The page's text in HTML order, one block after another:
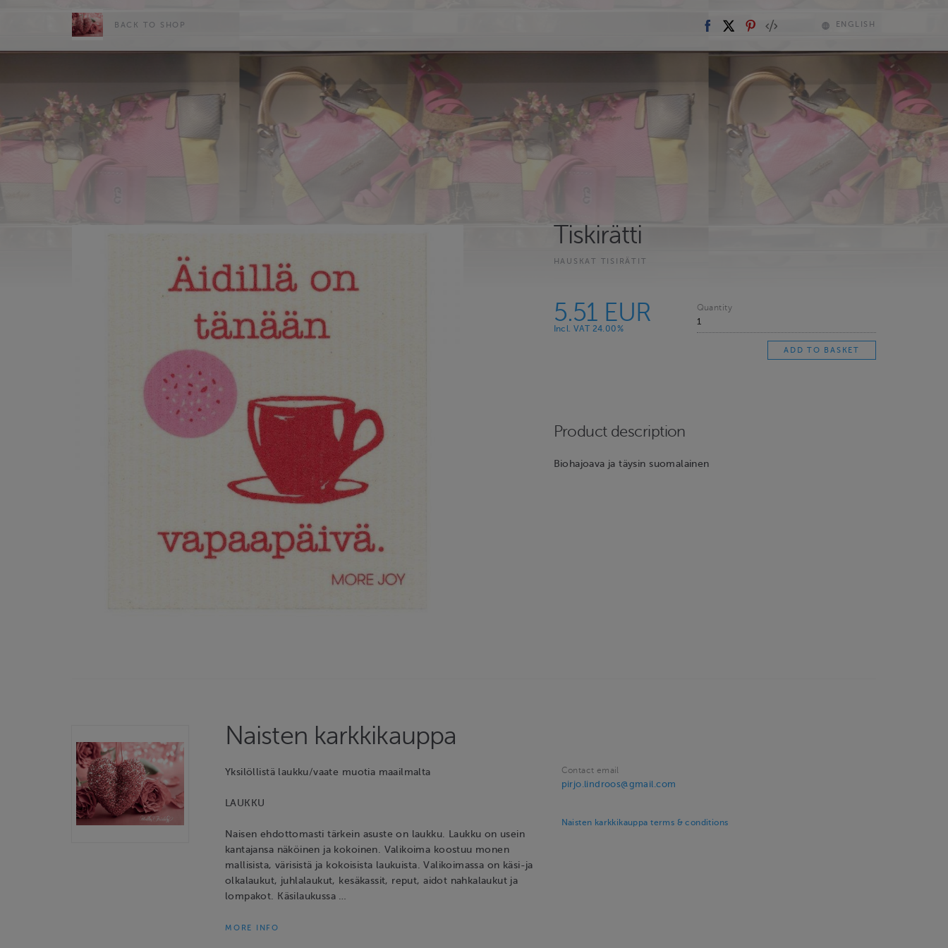
BACK TO SHOP ENGLISH
Tiskirätti
HAUSKAT TISIRÄTIT
5.51 EUR
Incl. VAT 24.00%
Quantity
Product description
Biohajoava ja täysin suomalainen
Naisten karkkikauppa
Yksilöllistä laukku/vaate muotia maailmalta
LAUKKU
Naisen ehdottomasti tärkein asuste on laukku. Laukku on usein
kantajansa näköinen ja kokoinen. Valikoima koostuu monen
mallisista, värisistä ja kokoisista laukuista. Valikoimassa on käsi-ja
olkalaukut, juhlalaukut, kesäkassit, reput, aidot nahkalaukut ja
lompakot. Käsilaukussa …
MORE INFO
Contact email
pirjo.lindroos@gmail.com
Naisten karkkikauppa terms & conditions